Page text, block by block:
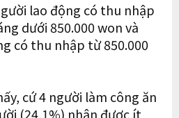
lao động có thu nhập
dưới 850.000 won và
có thu nhập từ 850.000
cứ 4 người làm công ăn
(24,1%) nhận được ít